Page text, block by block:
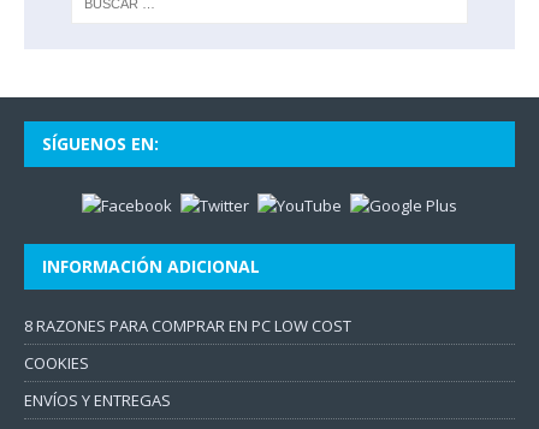
SÍGUENOS EN:
INFORMACIÓN ADICIONAL
8 RAZONES PARA COMPRAR EN PC LOW COST
COOKIES
ENVÍOS Y ENTREGAS